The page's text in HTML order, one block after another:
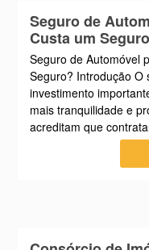
Seguro de
Custa um
Seguro de Automóvel
Seguro? Introdução O
investimento
mais tranquilidade e
acreditam que